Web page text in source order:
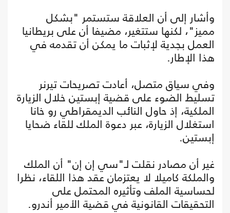
وأشار إلى أن العلاقة ستستمر "بشكل
مميز"، لكنها ستتغير، مضيفا أن على بريطانيا
العمل بجدية لإثبات ما يمكن أن تقدمه في
هذا الإطار.
وفي سياق متصل، أعادت تصريحات تيرنر
تسليط الضوء على قضية إبستين خلال الزيارة
الملكية، إذ حاول النائب الديمقراطي رو خانا
استغلال الزيارة، عبر دعوة الملك للقاء ضحايا
إبستين.
غير أن مصادر نقلت لـ"سي إن إن" أن الملك
والملكة كاميلا لا يعتزمان عقد هذا اللقاء، نظرا
لحساسية الملف وتأثيره المحتمل على
التحقيقات القانونية في قضية الأمير أندرو.